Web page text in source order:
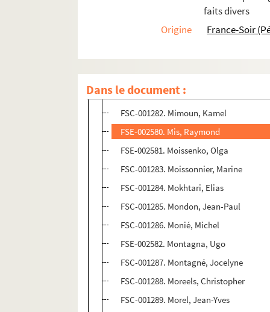
faits divers
Origine
France-Soir
Dans le document :
FSD-000831. Miéli, Olivier
FSC-001280. Migeon, Michel
Milliot, Samuel
FSE-002579. Milosevic, Ludjomir
FSC-001282. Mimoun, Kamel
FSE-002580. Mis, Raymond
FSE-002581. Moissenko, Olga
FSC-001283. Moissonnier, Marine
FSC-001284. Mokhtari, Elias
FSC-001285. Mondon, Jean-Paul
FSC-001286. Monié, Michel
FSE-002582. Montagna, Ugo
FSC-001287. Montagné, Jocelyne
FSC-001288. Moreels, Christopher
FSC-001289. Morel, Jean-Yves